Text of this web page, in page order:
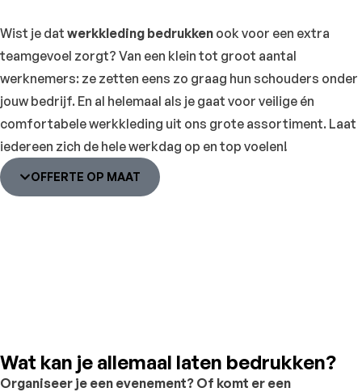
Wist je dat werkkleding bedrukken ook voor een extra
teamgevoel zorgt? Van een klein tot groot aantal
werknemers: ze zetten eens zo graag hun schouders onder
jouw bedrijf. En al helemaal als je gaat voor veilige én
comfortabele werkkleding uit ons grote assortiment. Laat
iedereen zich de hele werkdag op en top voelen!
OFFERTE OP MAAT
Wat kan je allemaal laten bedrukken?
Organiseer je een evenement? Of komt er een